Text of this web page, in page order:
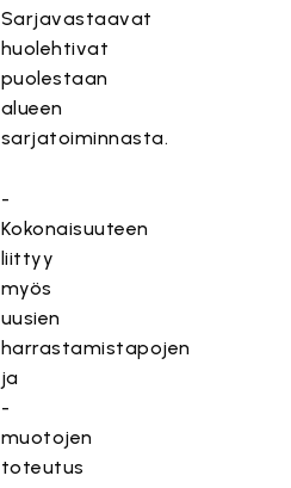
Sarjavastaavat
huolehtivat
puolestaan
alueen
sarjatoiminnasta.
-
Kokonaisuuteen
liittyy
myös
uusien
harrastamistapojen
ja
-
muotojen
toteutus